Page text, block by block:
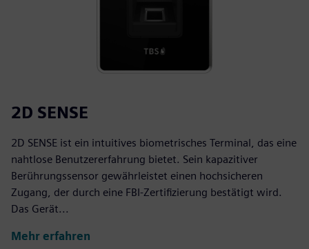
2D SENSE
2D SENSE ist ein intuitives biometrisches Terminal, das eine
nahtlose Benutzererfahrung bietet. Sein kapazitiver
Berührungssensor gewährleistet einen hochsicheren
Zugang, der durch eine FBI-Zertifizierung bestätigt wird.
Das Gerät...
Mehr erfahren